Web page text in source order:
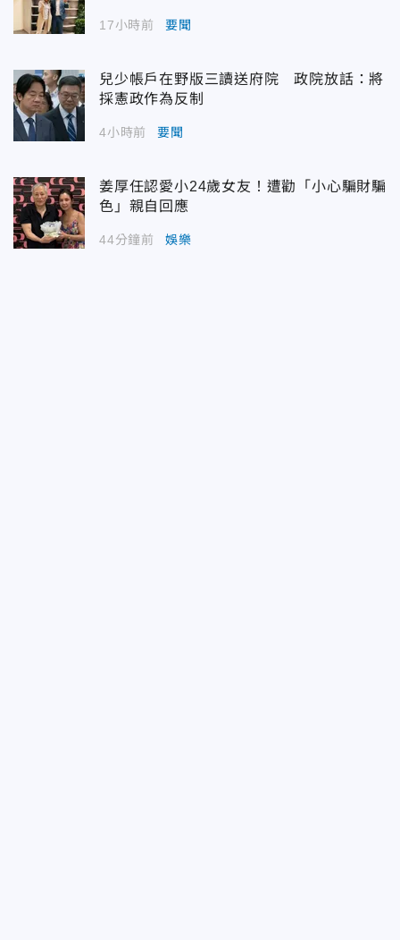
17小時前 要聞
兒少帳戶在野版三讀送府院 政院放話：將
採憲政作為反制
4小時前 要聞
姜厚任認愛小24歲女友！遭勸「小心騙財騙
色」親自回應
44分鐘前 娛樂